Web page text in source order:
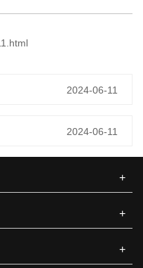
2024-06-11
2024-06-11
+
+
+